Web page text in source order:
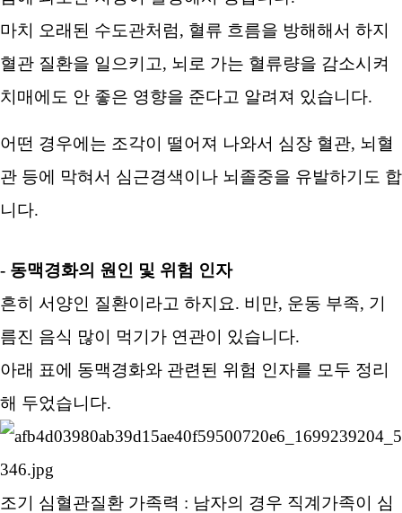
마치 오래된 수도관처럼, 혈류 흐름을 방해해서 하지
혈관 질환을 일으키고, 뇌로 가는 혈류량을 감소시켜
치매에도 안 좋은 영향을 준다고 알려져 있습니다.
어떤 경우에는 조각이 떨어져 나와서 심장 혈관, 뇌혈
관 등에 막혀서 심근경색이나 뇌졸중을 유발하기도 합
니다.
- 동맥경화의 원인 및 위험 인자
흔히 서양인 질환이라고 하지요. 비만, 운동 부족, 기
름진 음식 많이 먹기가 연관이 있습니다.
아래 표에 동맥경화와 관련된 위험 인자를 모두 정리
해 두었습니다.
조기 심혈관질환 가족력 : 남자의 경우 직계가족이 심